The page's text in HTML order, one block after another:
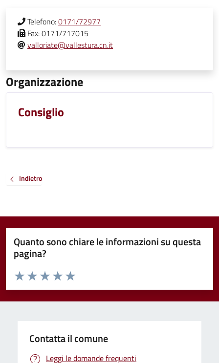
Telefono:0171/72977
Fax:0171/717015
valloriate@vallestura.cn.it
Organizzazione
Consiglio
Indietro
Quanto sono chiare le informazioni su questa
pagina?
Valuta da 1 a 5 stelle la pagina
Valuta 5 stelle su 5
Valuta 4 stelle su 5
Valuta 3 stelle su 5
Valuta 2 stelle su 5
Valuta 1 stelle su 5
Contatta il comune
Leggi le domande frequenti